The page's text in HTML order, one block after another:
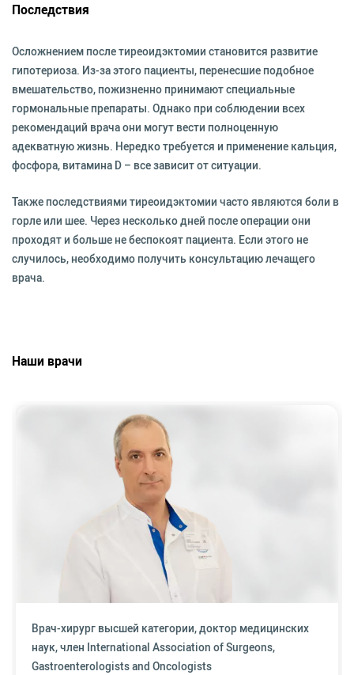
Последствия
Осложнением после тиреоидэктомии становится развитие
гипотериоза. Из-за этого пациенты, перенесшие подобное
вмешательство, пожизненно принимают специальные
гормональные препараты. Однако при соблюдении всех
рекомендаций врача они могут вести полноценную
адекватную жизнь. Нередко требуется и применение кальция,
фосфора, витамина D – все зависит от ситуации.
Также последствиями тиреоидэктомии часто являются боли в
горле или шее. Через несколько дней после операции они
проходят и больше не беспокоят пациента. Если этого не
случилось, необходимо получить консультацию лечащего
врача.
Наши врачи
Врач-хирург высшей категории, доктор медицинских
наук, член International Association of Surgeons,
Gastroenterologists and Oncologists